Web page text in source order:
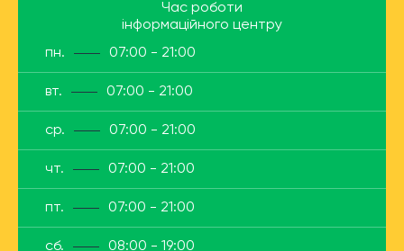
Час роботи
інформаційного центру
пн.
07:00 - 21:00
вт. 07:00 - 21:00
ср. 07:00 - 21:00
чт. 07:00 - 21:00
пт. 07:00 - 21:00
сб. 08:00 - 19:00